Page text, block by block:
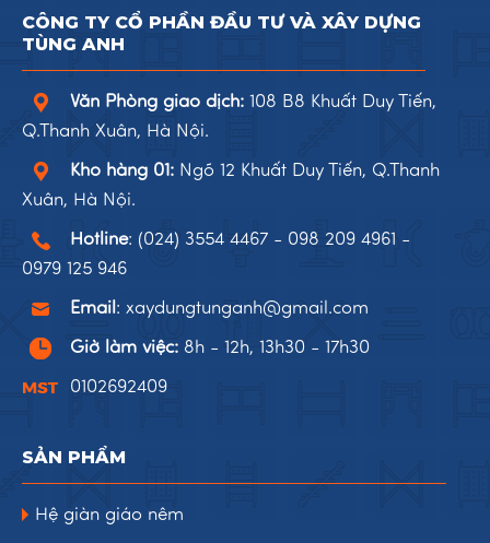
CÔNG TY CỔ PHẦN ĐẦU TƯ VÀ XÂY DỰNG
TÙNG ANH
Văn Phòng giao dịch: 108 B8 Khuất Duy Tiến,
Q.Thanh Xuân, Hà Nội.
Kho hàng 01: Ngõ 12 Khuất Duy Tiến, Q.Thanh
Xuân, Hà Nội.
Hotline: (024) 3554 4467 - 098 209 4961 -
0979 125 946
Email: xaydungtunganh@gmail.com
Giờ làm việc: 8h - 12h, 13h30 - 17h30
0102692409
SẢN PHẨM
Hệ giàn giáo nêm